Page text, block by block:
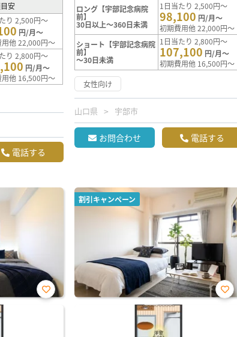
安
り 2,500円～
円/月～
用他 22,000円～
り 2,800円～
円/月～
用他 16,500円～
電話する
ロング【宇部記念病院
前】
30日以上～360日未満
1日当たり 2,500円～
98,100 円/月～
初期費用他 22,000円～
ショート【宇部記念病院
前】
～30日未満
1日当たり 2,800円～
107,100 円/月～
初期費用他 16,500円～
女性向け
山口県 宇部市
お問合わせ 電話する
お気
割引キャンペーン
お気